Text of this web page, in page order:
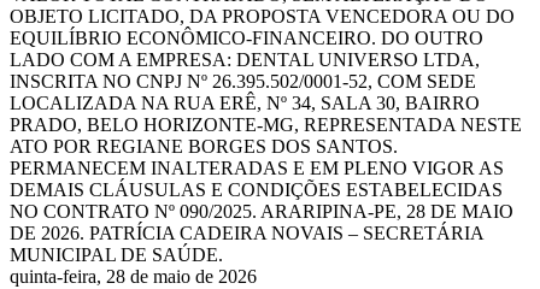
OBJETO LICITADO, DA PROPOSTA VENCEDORA OU DO
EQUILÍBRIO ECONÔMICO-FINANCEIRO. DO OUTRO
LADO COM A EMPRESA: DENTAL UNIVERSO LTDA,
INSCRITA NO CNPJ Nº 26.395.502/0001-52, COM SEDE
LOCALIZADA NA RUA ERÊ, Nº 34, SALA 30, BAIRRO
PRADO, BELO HORIZONTE-MG, REPRESENTADA NESTE
ATO POR REGIANE BORGES DOS SANTOS.
PERMANECEM INALTERADAS E EM PLENO VIGOR AS
DEMAIS CLÁUSULAS E CONDIÇÕES ESTABELECIDAS
NO CONTRATO Nº 090/2025. ARARIPINA-PE, 28 DE MAIO
DE 2026. PATRÍCIA CADEIRA NOVAIS – SECRETÁRIA
MUNICIPAL DE SAÚDE.
quinta-feira, 28 de maio de 2026